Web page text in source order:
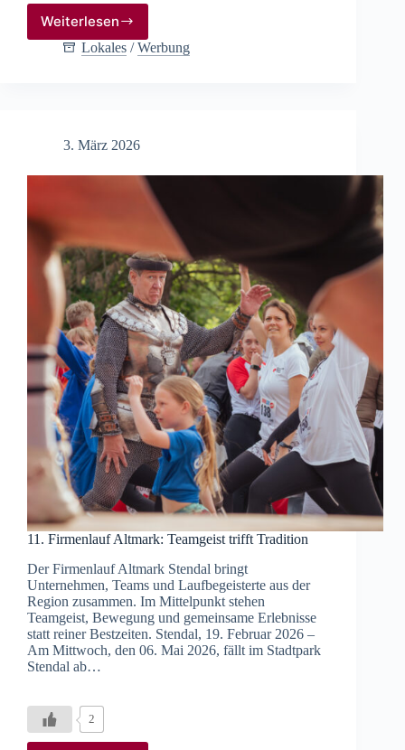
Weiterlesen
Sanieren
ohne
im
Lokales /Werbung
3. März 2026
11. Firmenlauf Altmark: Teamgeist trifft Tradition
Der Firmenlauf Altmark Stendal bringt
Unternehmen, Teams und Laufbegeisterte aus der
Region zusammen. Im Mittelpunkt stehen
Teamgeist, Bewegung und gemeinsame Erlebnisse
statt reiner Bestzeiten. Stendal, 19. Februar 2026 –
Am Mittwoch, den 06. Mai 2026, fällt im Stadtpark
Stendal ab…
2